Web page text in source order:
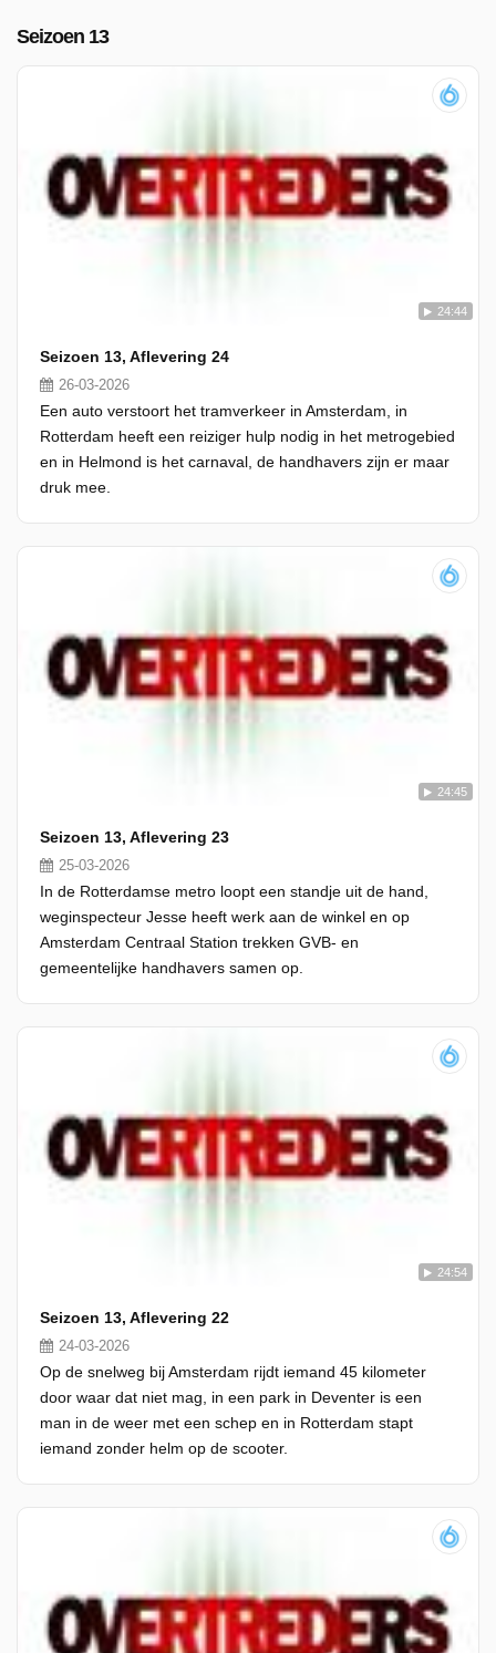
Seizoen 13
24:44
Seizoen 13, Aflevering 24
26-03-2026
Een auto verstoort het tramverkeer in Amsterdam, in
Rotterdam heeft een reiziger hulp nodig in het metrogebied
en in Helmond is het carnaval, de handhavers zijn er maar
druk mee.
24:45
Seizoen 13, Aflevering 23
25-03-2026
In de Rotterdamse metro loopt een standje uit de hand,
weginspecteur Jesse heeft werk aan de winkel en op
Amsterdam Centraal Station trekken GVB- en
gemeentelijke handhavers samen op.
24:54
Seizoen 13, Aflevering 22
24-03-2026
Op de snelweg bij Amsterdam rijdt iemand 45 kilometer
door waar dat niet mag, in een park in Deventer is een
man in de weer met een schep en in Rotterdam stapt
iemand zonder helm op de scooter.